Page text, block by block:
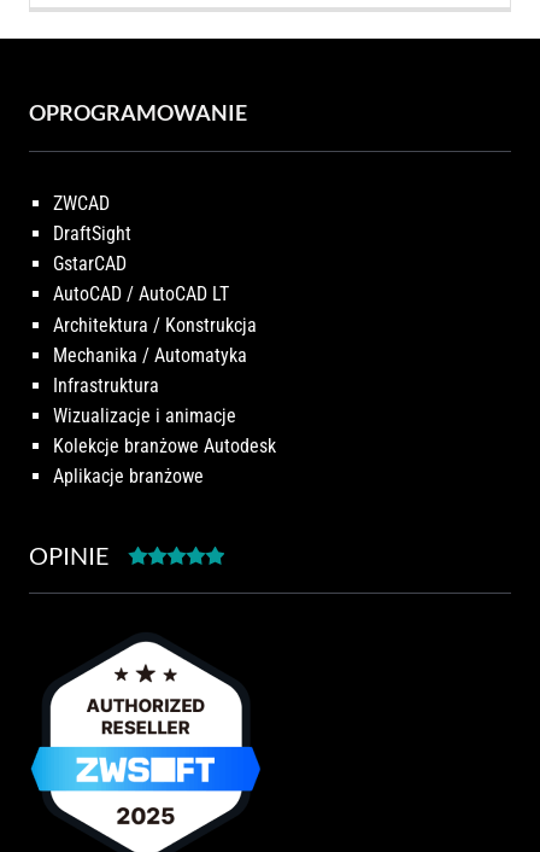
OPROGRAMOWANIE
ZWCAD
DraftSight
GstarCAD
AutoCAD / AutoCAD LT
Architektura / Konstrukcja
Mechanika / Automatyka
Infrastruktura
Wizualizacje i animacje
Kolekcje branżowe Autodesk
Aplikacje branżowe
OPINIE